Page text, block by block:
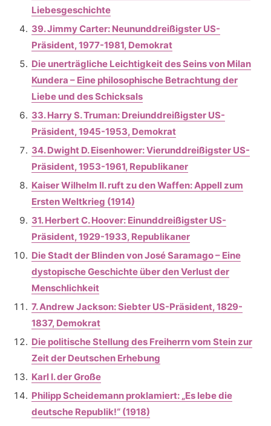
Liebesgeschichte
39. Jimmy Carter: Neununddreißigster US-
Präsident, 1977-1981, Demokrat
Die unerträgliche Leichtigkeit des Seins von Milan
Kundera – Eine philosophische Betrachtung der
Liebe und des Schicksals
33. Harry S. Truman: Dreiunddreißigster US-
Präsident, 1945-1953, Demokrat
34. Dwight D. Eisenhower: Vierunddreißigster US-
Präsident, 1953-1961, Republikaner
Kaiser Wilhelm II. ruft zu den Waffen: Appell zum
Ersten Weltkrieg (1914)
31. Herbert C. Hoover: Einunddreißigster US-
Präsident, 1929-1933, Republikaner
Die Stadt der Blinden von José Saramago – Eine
dystopische Geschichte über den Verlust der
Menschlichkeit
7. Andrew Jackson: Siebter US-Präsident, 1829-
1837, Demokrat
Die politische Stellung des Freiherrn vom Stein zur
Zeit der Deutschen Erhebung
Karl I. der Große
Philipp Scheidemann proklamiert: „Es lebe die
deutsche Republik!“ (1918)